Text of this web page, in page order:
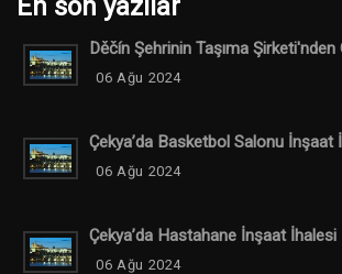
Děčín Şehrinin Taşıma Şirketi'nden
06 Ağu 2024
Çekya’da Basketbol Salonu İnşaat
06 Ağu 2024
Çekya’da Hastahane İnşaat İhalesi
06 Ağu 2024